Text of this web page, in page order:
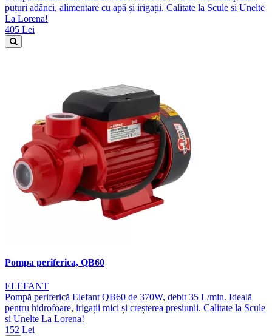
puțuri adânci, alimentare cu apă și irigații. Calitate la Scule si Unelte
La Lorena!
405 Lei
Pompa periferica, QB60
ELEFANT
Pompă periferică Elefant QB60 de 370W, debit 35 L/min. Ideală
pentru hidrofoare, irigații mici și creșterea presiunii. Calitate la Scule
si Unelte La Lorena!
152 Lei